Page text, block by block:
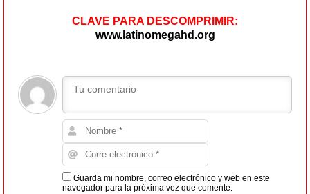
CLAVE PARA DESCOMPRIMIR:
www.latinomegahd.org
Guarda mi nombre, correo electrónico y web en este
navegador para la próxima vez que comente.